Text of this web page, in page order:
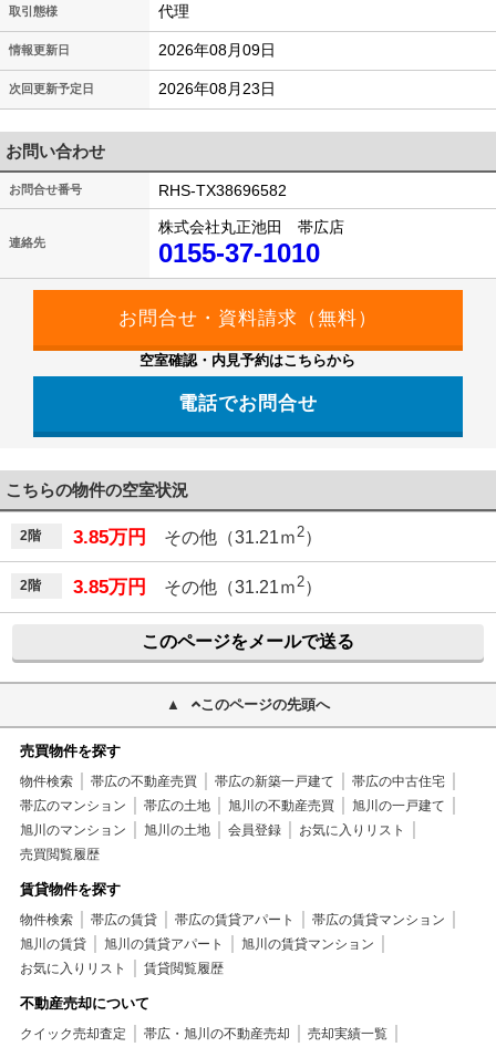
取引態様 代理
情報更新日 2026年08月09日
次回更新予定日 2026年08月23日
お問い合わせ
お問合せ番号 RHS-TX38696582
連絡先
株式会社丸正池田 帯広店
0155-37-1010
空室確認・内見予約はこちらから
電話でお問合せ
こちらの物件の空室状況
2階 3.85万円 その他（31.21ｍ2）
2階 3.85万円 その他（31.21ｍ2）
このページをメールで送る
このページの先頭へ
売買物件を探す
物件検索 帯広の不動産売買 帯広の新築一戸建て
帯広の中古住宅
帯広のマンション
帯広の土地 旭川の不動産売買
旭川の一戸建て
旭川のマンション
旭川の土地 会員登録
お気に入りリスト
売買閲覧履歴
賃貸物件を探す
物件検索 帯広の賃貸 帯広の賃貸アパート
帯広の賃貸マンション
旭川の賃貸
旭川の賃貸アパート
旭川の賃貸マンション
お気に入りリスト
賃貸閲覧履歴
不動産売却について
クイック売却査定 帯広・旭川の不動産売却 売却実績一覧